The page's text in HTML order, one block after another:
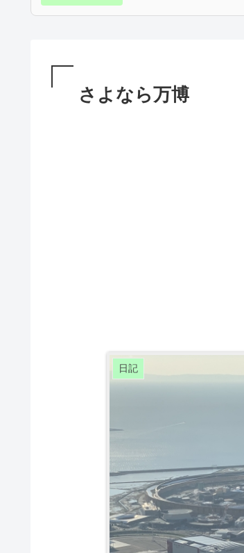
さよなら万博
日記